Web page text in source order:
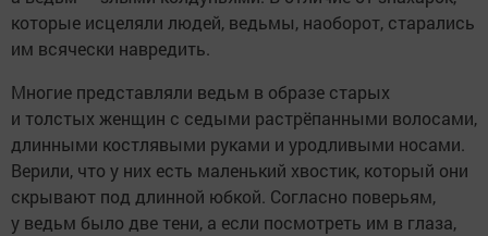
которые исцеляли людей, ведьмы, наоборот, старались
им всячески навредить.
Многие представляли ведьм в образе старых
и толстых женщин с седыми растрёпанными волосами,
длинными костлявыми руками и уродливыми носами.
Верили, что у них есть маленький хвостик, который они
скрывают под длинной юбкой. Согласно поверьям,
у ведьм было две тени, а если посмотреть им в глаза,